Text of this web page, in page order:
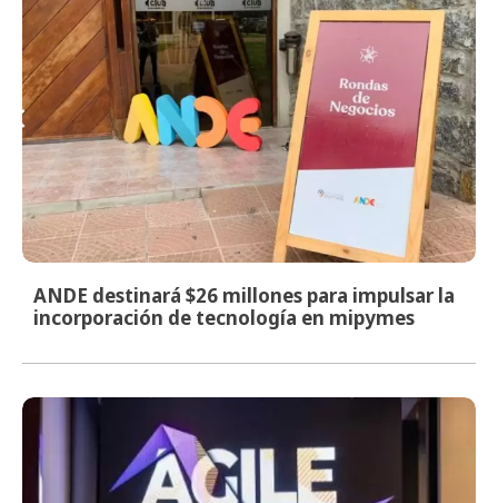
ANDE destinará $26 millones para impulsar la
incorporación de tecnología en mipymes